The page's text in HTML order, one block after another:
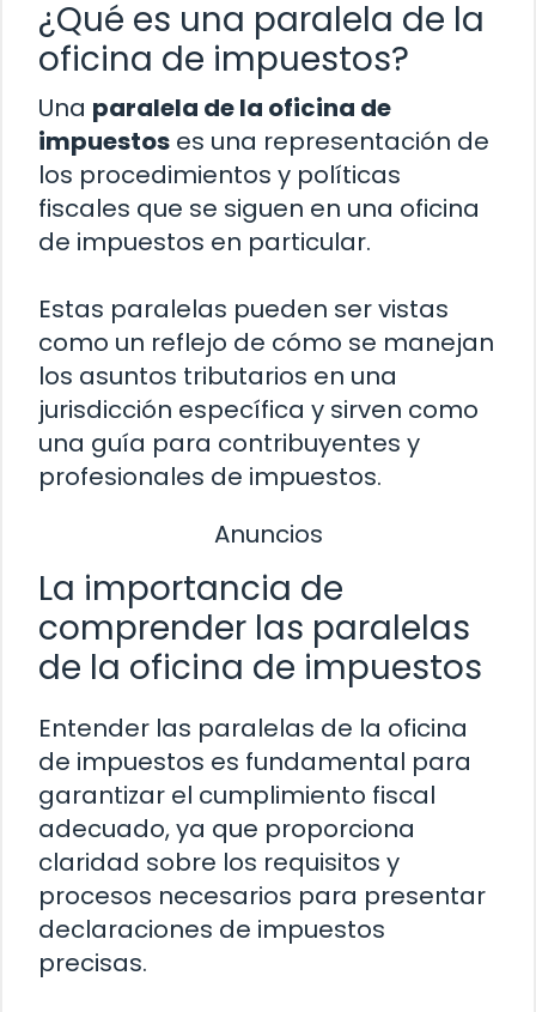
¿Qué es una paralela de la
oficina de impuestos?
Una paralela de la oficina de
impuestos es una representación de
los procedimientos y políticas
fiscales que se siguen en una oficina
de impuestos en particular.
Estas paralelas pueden ser vistas
como un reflejo de cómo se manejan
los asuntos tributarios en una
jurisdicción específica y sirven como
una guía para contribuyentes y
profesionales de impuestos.
Anuncios
La importancia de
comprender las paralelas
de la oficina de impuestos
Entender las paralelas de la oficina
de impuestos es fundamental para
garantizar el cumplimiento fiscal
adecuado, ya que proporciona
claridad sobre los requisitos y
procesos necesarios para presentar
declaraciones de impuestos
precisas.